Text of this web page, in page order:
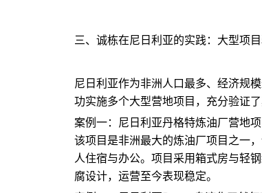
三、诚栋在尼日利亚的实践：大型项
尼日利亚作为非洲人口最多、经济规
功实施多个大型营地项目，充分验证
案例一：尼日利亚丹格特炼油厂营地项
该项目是非洲最大的炼油厂项目之一
人住宿与办公。项目采用箱式房与轻
腐设计，运营至今表现稳定。